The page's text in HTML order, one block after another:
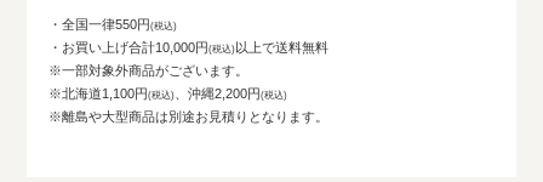
・全国一律550円
・お買い上げ合計10,000円
以上で送料無料
※一部対象外商品がございます。
※北海道1,100円
、沖縄2,200円
※離島や大型商品は別途お見積りとなります。